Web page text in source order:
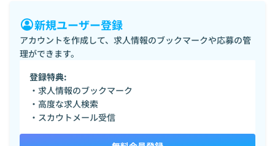
新規ユーザー登録
アカウントを作成して、求人情報のブックマークや応募の管
理ができます。
登録特典:
・求人情報のブックマーク
・高度な求人検索
・スカウトメール受信